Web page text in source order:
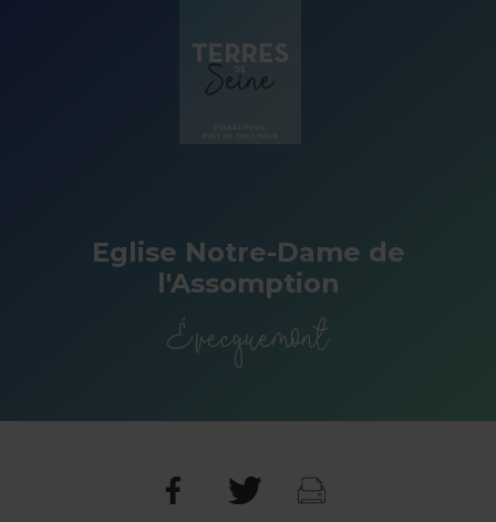
Eglise Notre-Dame de
l'Assomption
Évecquemont